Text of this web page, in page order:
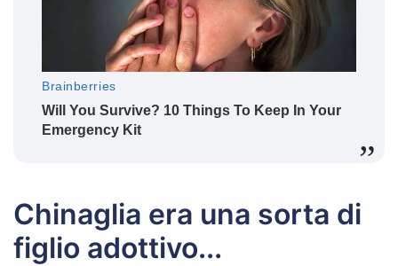
Chinaglia era una sorta di
figlio adottivo...